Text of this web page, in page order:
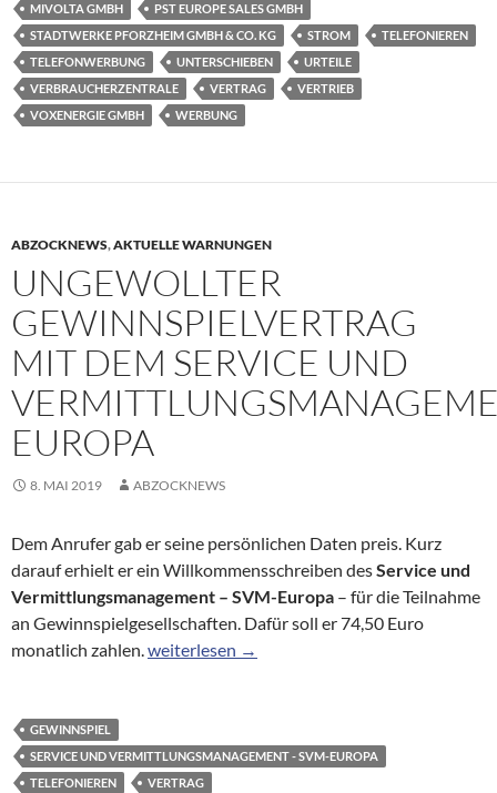
MIVOLTA GMBH
PST EUROPE SALES GMBH
STADTWERKE PFORZHEIM GMBH & CO. KG
STROM
TELEFONIEREN
TELEFONWERBUNG
UNTERSCHIEBEN
URTEILE
VERBRAUCHERZENTRALE
VERTRAG
VERTRIEB
VOXENERGIE GMBH
WERBUNG
ABZOCKNEWS,AKTUELLE WARNUNGEN
UNGEWOLLTER
GEWINNSPIELVERTRAG
MIT DEM SERVICE UND
EUROPA
8. MAI 2019 ABZOCKNEWS
Dem Anrufer gab er seine persönlichen Daten preis. Kurz
darauf erhielt er ein Willkommensschreiben desService und
Vermittlungsmanagement – SVM-Europa – für die Teilnahme
an Gewinnspielgesellschaften. Dafür soll er 74,50 Euro
monatlich zahlen.Ungewollter Gewinnspielvertrag mit dem
weiterlesen →
GEWINNSPIEL
SERVICE UND VERMITTLUNGSMANAGEMENT - SVM-EUROPA
TELEFONIEREN
VERTRAG